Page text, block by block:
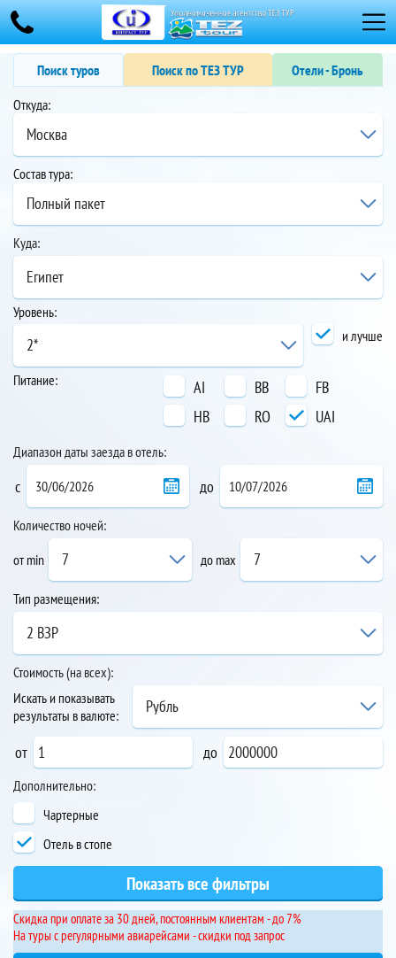
Поиск туров Поиск по ТЕЗ ТУР
Отели - Бронь
Откуда:
Москва
Состав тура:
Полный пакет
Куда:
Египет
Уровень:
2* и лучше
Питание: AI BB
FB
HB
RO UAI
Диапазон даты заезда в отель:
с до
Количество ночей:
от min
7 до max 7
Тип размещения:
2 ВЗР
Стоимость (на всех):
Искать и показывать
результаты в валюте:
Рубль
от до
Дополнительно:
Чартерные
Отель в стопе
Cкидка при оплате за 30 дней, постоянным клиентам - до 7%
На туры с регулярными авиарейсами - скидки под запрос